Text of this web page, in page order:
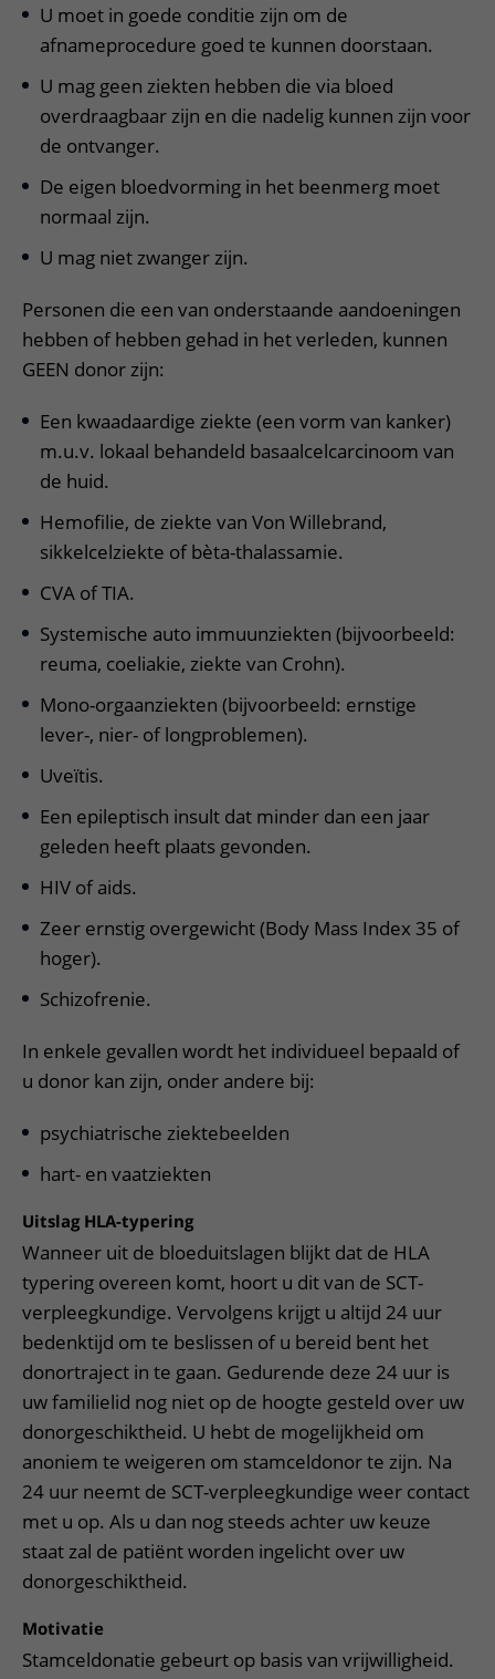
U moet in goede conditie zijn om de
afnameprocedure goed te kunnen doorstaan.
U mag geen ziekten hebben die via bloed
overdraagbaar zijn en die nadelig kunnen zijn voor
de ontvanger.
De eigen bloedvorming in het beenmerg moet
normaal zijn.
U mag niet zwanger zijn.
Personen die een van onderstaande aandoeningen
hebben of hebben gehad in het verleden, kunnen
GEEN donor zijn:
Een kwaadaardige ziekte (een vorm van kanker)
m.u.v. lokaal behandeld basaalcelcarcinoom van
de huid.
Hemofilie, de ziekte van Von Willebrand,
sikkelcelziekte of bèta-thalassamie.
CVA of TIA.
Systemische auto immuunziekten (bijvoorbeeld:
reuma, coeliakie, ziekte van Crohn).
Mono-orgaanziekten (bijvoorbeeld: ernstige
lever-, nier- of longproblemen).
Uveïtis.
Een epileptisch insult dat minder dan een jaar
geleden heeft plaats gevonden.
HIV of aids.
Zeer ernstig overgewicht (Body Mass Index 35 of
hoger).
Schizofrenie.
In enkele gevallen wordt het individueel bepaald of
u donor kan zijn, onder andere bij:
psychiatrische ziektebeelden
hart- en vaatziekten
Uitslag HLA-typering
Wanneer uit de bloeduitslagen blijkt dat de HLA
typering overeen komt, hoort u dit van de SCT-
verpleegkundige. Vervolgens krijgt u altijd 24 uur
bedenktijd om te beslissen of u bereid bent het
donortraject in te gaan. Gedurende deze 24 uur is
uw familielid nog niet op de hoogte gesteld over uw
donorgeschiktheid. U hebt de mogelijkheid om
anoniem te weigeren om stamceldonor te zijn. Na
24 uur neemt de SCT-verpleegkundige weer contact
met u op. Als u dan nog steeds achter uw keuze
staat zal de patiënt worden ingelicht over uw
donorgeschiktheid.
Motivatie
Stamceldonatie gebeurt op basis van vrijwilligheid.